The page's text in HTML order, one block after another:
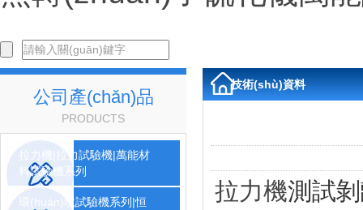
公司產(chǎn)品
PRODUCTS
拉力機|拉力試驗機|萬能材
料試驗機系列
環(huán)境試驗機系列|恒
技術(shù)資料
拉力機測試